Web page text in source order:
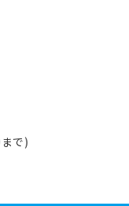
で)